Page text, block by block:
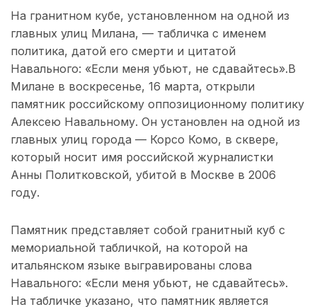
На гранитном кубе, установленном на одной из
главных улиц Милана, — табличка с именем
политика, датой его смерти и цитатой
Навального: «Если меня убьют, не сдавайтесь».В
Милане в воскресенье, 16 марта, открыли
памятник российскому оппозиционному политику
Алексею Навальному. Он установлен на одной из
главных улиц города — Корсо Комо, в сквере,
который носит имя российской журналистки
Анны Политковской, убитой в Москве в 2006
году.
Памятник представляет собой гранитный куб с
мемориальной табличкой, на которой на
итальянском языке выгравированы слова
Навального: «Если меня убьют, не сдавайтесь».
На табличке указано, что памятник является